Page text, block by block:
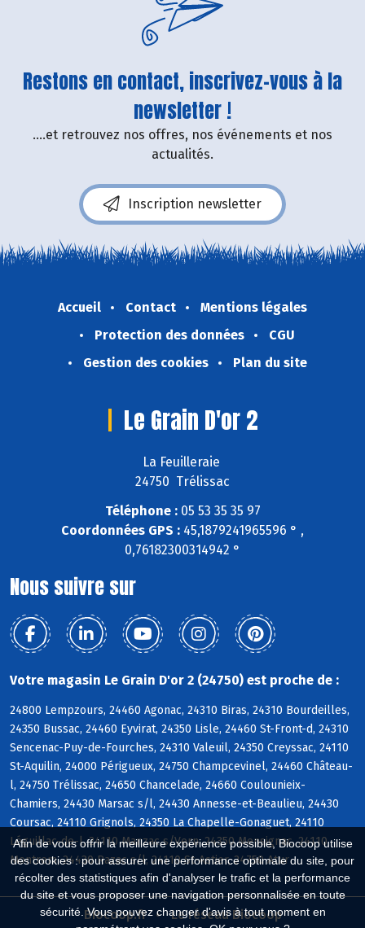
Afin de vous offrir la meilleure expérience possible, Biocoop utilise
des cookies : pour assurer une performance optimale du site, pour
récolter des statistiques afin d'analyser le trafic et la performance
du site et vous proposer une navigation personnalisée en toute
sécurité. Vous pouvez changer d'avis à tout moment en
Restons en contact, inscrivez-vous à la
newsletter !
....et retrouvez nos offres, nos événements et nos
actualités.
Inscription newsletter
Accueil Contact
Mentions légales
Protection des données
CGU
Gestion des cookies
Plan du site
Le Grain D'or 2
La Feuilleraie
24750 Trélissac
Téléphone :05 53 35 35 97
Coordonnées GPS : 45,1879241965596 ° ,
0,76182300314942 °
Nous suivre sur
Votre magasin Le Grain D'or 2 (24750) est proche de :
24800 Lempzours, 24460 Agonac, 24310 Biras, 24310 Bourdeilles,
24350 Bussac, 24460 Eyvirat, 24350 Lisle, 24460 St-Front-d, 24310
Sencenac-Puy-de-Fourches, 24310 Valeuil, 24350 Creyssac, 24110
St-Aquilin, 24000 Périgueux, 24750 Champcevinel, 24460 Château-
l, 24750 Trélissac, 24650 Chancelade, 24660 Coulounieix-
Chamiers, 24430 Marsac s/l, 24430 Annesse-et-Beaulieu, 24430
Coursac, 24110 Grignols, 24350 La Chapelle-Gonaguet, 24110
Léguillac-de-l, 24110 Manzac s/Vern, 24350 Mensignac, 24110
Montrem, 24430 Razac s/l, 24110 St-Astier, 24750 Atur
Biocoop.fr Le réseau Biocoop